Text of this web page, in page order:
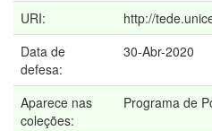
URI:
http://
Data de
defesa:
30-Abr-2020
Aparece nas
coleções:
Programa de